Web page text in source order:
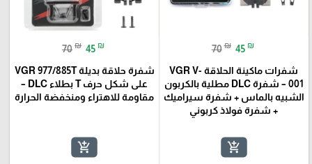
70 ₪ 45 ₪
شفرات ماكينة الحلاقة VGR V-
001 – شفرة DLC مطلية بالكربون
الشبيه بالماس + شفرة سيراميك
+ شفرة فولاذ كربوني
add_shopping_cart
70 ₪ 45 ₪
شفرة حلاقة بديلة VGR 977/885T
على شكل حرف T بطلاء DLC –
مقاومة للاهتراء ومنخفضة الحرارة
add_shopping_cart